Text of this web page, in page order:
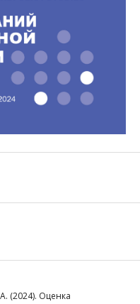
(2024). Оценка